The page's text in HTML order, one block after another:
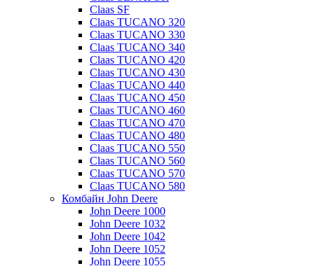
Claas SF
Claas TUCANO 320
Claas TUCANO 330
Claas TUCANO 340
Claas TUCANO 420
Claas TUCANO 430
Claas TUCANO 440
Claas TUCANO 450
Claas TUCANO 460
Claas TUCANO 470
Claas TUCANO 480
Claas TUCANO 550
Claas TUCANO 560
Claas TUCANO 570
Claas TUCANO 580
Комбайн John Deere
John Deere 1000
John Deere 1032
John Deere 1042
John Deere 1052
John Deere 1055